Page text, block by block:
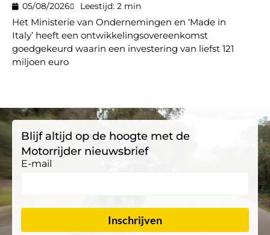
05/08/2026 Leestijd: 2 min
Het Ministerie van Ondernemingen en ‘Made in
Italy’ heeft een ontwikkelingsovereenkomst
goedgekeurd waarin een investering van liefst 121
miljoen euro
Blijf altijd op de hoogte met de
Motorrijder nieuwsbrief
E-mail
Inschrijven